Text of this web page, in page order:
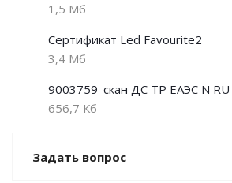
1,5 Мб
Сертификат Led Favourite2
3,4 Мб
9003759_скан ДС ТР ЕАЭС N
656,7 Кб
Задать вопрос